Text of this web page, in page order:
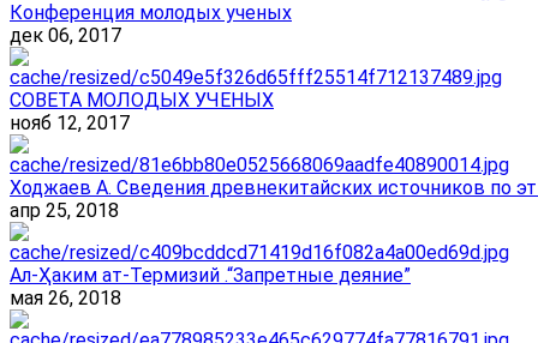
Конференция молодых ученых
дек 06, 2017
СОВЕТА МОЛОДЫХ УЧЕНЫХ
нояб 12, 2017
Ходжаев А. Сведения древнекитайских источников по
апр 25, 2018
Ал-Ҳаким ат-Термизий .“Запретные деяние”
мая 26, 2018